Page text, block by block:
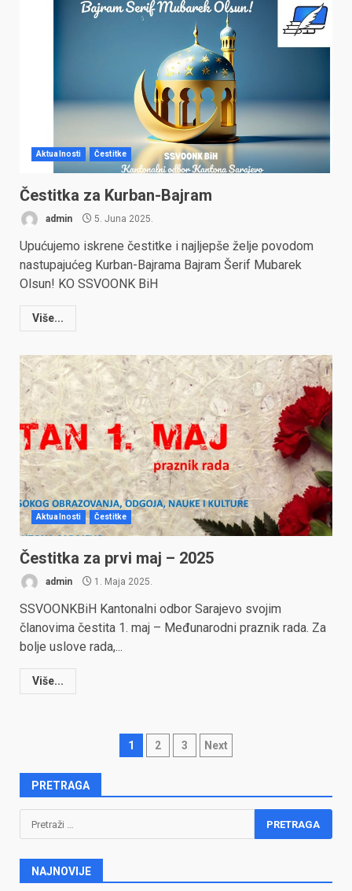
Aktualnosti Čestitke
Čestitka za Kurban-Bajram
admin 5. Juna 2025.
Upućujemo iskrene čestitke i najljepše želje povodom
nastupajućeg Kurban-Bajrama Bajram Šerif Mubarek
Olsun! KO SSVOONK BiH
Više...
Aktualnosti Čestitke
Čestitka za prvi maj – 2025
admin 1. Maja 2025.
SSVOONKBiH Kantonalni odbor Sarajevo svojim
članovima čestita 1. maj – Međunarodni praznik rada. Za
bolje uslove rada,...
Više...
Posts
1 2 3 Next
PRETRAGA
Pretraga:
NAJNOVIJE